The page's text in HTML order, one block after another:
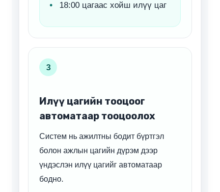
18:00 цагаас хойш илүү цаг
3
Илүү цагийн тооцоог
автоматаар тооцоолох
Систем нь ажилтны бодит бүртгэл
болон ажлын цагийн дүрэм дээр
үндэслэн илүү цагийг автоматаар
бодно.